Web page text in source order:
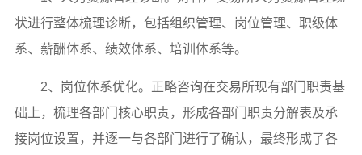
状进行整体梳理诊断，包括组织管理、岗位管理、职级体
系、薪酬体系、绩效体系、培训体系等。
2、岗位体系优化。正略咨询在交易所现有部门职责基
础上，梳理各部门核心职责，形成各部门职责分解表及承
接岗位设置，并逐一与各部门进行了确认，最终形成了各